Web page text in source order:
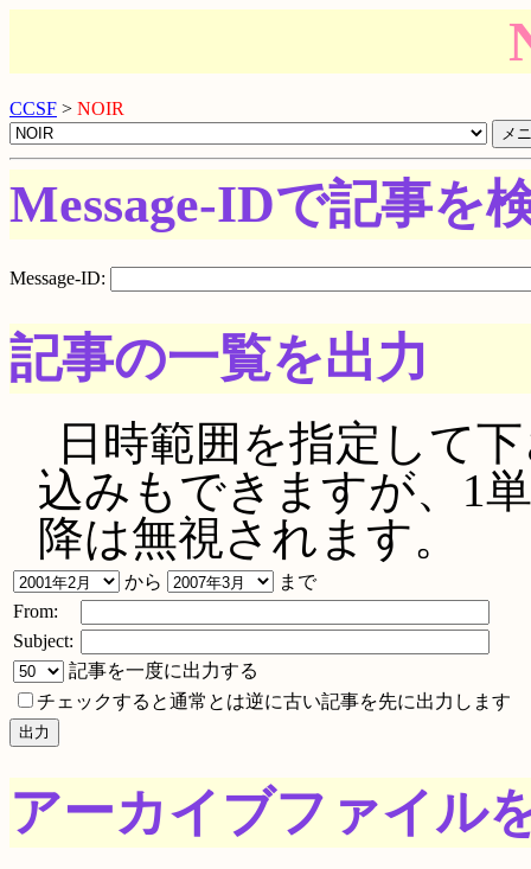
CCSF > NOIR
Message-IDで記事を
Message-ID:
記事の一覧を出力
日時範囲を指定して
込みもできますが、1
降は無視されます。
から
まで
From:
Subject:
記事を一度に出力する
チェックすると通常とは逆に古い記事を先に出力します
アーカイブファイル